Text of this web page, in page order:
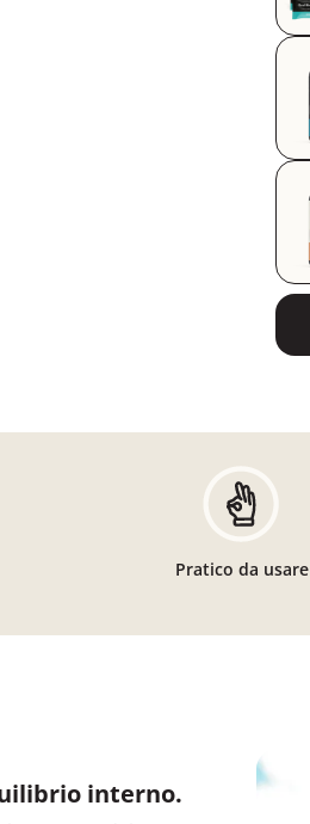
Pratico da usare
interno.